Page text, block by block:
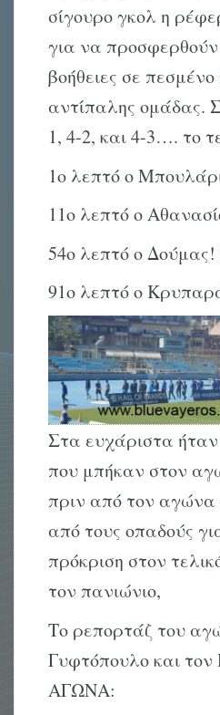
σίγουρο γκολ η
για να
βοήθειες σε πεσμένο
αντίπαλης ομάδας.
1, 4-2, και 4-3…. το
1ο λεπτό ο
11ο λεπτό ο
54ο λεπτό ο Δούμας!
91ο λεπτό ο
Στα ευχάριστα
που μπήκαν στον
πριν από τον αγώνα
από τους οπαδούς
πρόκριση στον
τον πανιώνιο,
Το ρεπορτάζ του
Γυφτόπουλο και
ΑΓΩΝΑ: